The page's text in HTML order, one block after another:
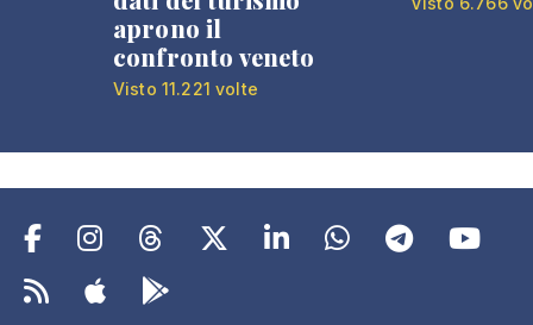
aprono il
confronto veneto
Visto 11.221 volte